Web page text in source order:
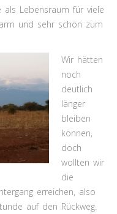
Lebensraum für viele
und sehr schön zum
Wir hätten
noch
deutlich
länger
bleiben
können,
doch
wollten wir
die
erreichen, also
auf den Rückweg.